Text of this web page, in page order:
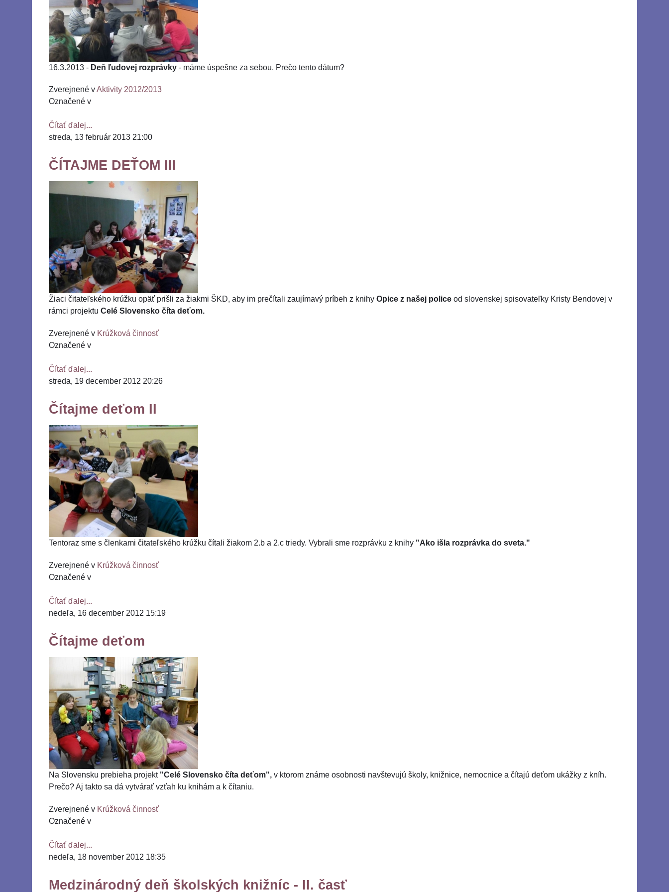
16.3.2013 - Deň ľudovej rozprávky - máme úspešne za sebou. Prečo tento dátum?
Zverejnené vAktivity 2012/2013
Označené v
Čítať ďalej...
streda, 13 február 2013 21:00
ČÍTAJME DEŤOM III
Žiaci čitateľského krúžku opäť prišli za žiakmi ŠKD, aby im prečítali zaujímavý príbeh z knihy Opice z našej police od slovenskej spisovateľky Kristy Bendovej v
rámci projektu Celé Slovensko číta deťom.
Zverejnené v Krúžková činnosť
Označené v
Čítať ďalej...
streda, 19 december 2012 20:26
Čítajme deťom II
Tentoraz sme s členkami čitateľského krúžku čítali žiakom 2.b a 2.c triedy. Vybrali sme rozprávku z knihy "Ako išla rozprávka do sveta."
Zverejnené v Krúžková činnosť
Označené v
Čítať ďalej...
nedeľa, 16 december 2012 15:19
Čítajme deťom
Na Slovensku prebieha projekt "Celé Slovensko číta deťom", v ktorom známe osobnosti navštevujú školy, knižnice, nemocnice a čítajú deťom ukážky z kníh.
Prečo? Aj takto sa dá vytvárať vzťah ku knihám a k čítaniu.
Zverejnené v Krúžková činnosť
Označené v
Čítať ďalej...
nedeľa, 18 november 2012 18:35
Medzinárodný deň školských knižníc - II. časť